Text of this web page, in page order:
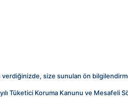
size sunulan ön
Tüketici Koruma Kanunu ve